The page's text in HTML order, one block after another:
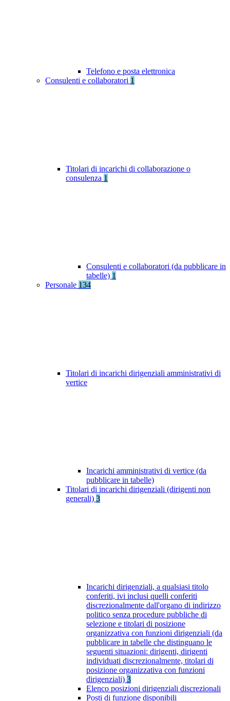
Telefono e posta elettronica
Consulenti e collaboratori 1
Titolari di incarichi di collaborazione o
consulenza 1
Consulenti e collaboratori (da pubblicare in
tabelle) 1
Personale 134
Titolari di incarichi dirigenziali amministrativi di
vertice
Incarichi amministrativi di vertice (da
pubblicare in tabelle)
Titolari di incarichi dirigenziali (dirigenti non
generali) 3
Incarichi dirigenziali, a qualsiasi titolo
conferiti, ivi inclusi quelli conferiti
discrezionalmente dall'organo di indirizzo
politico senza procedure pubbliche di
selezione e titolari di posizione
organizzativa con funzioni dirigenziali (da
pubblicare in tabelle che distinguano le
seguenti situazioni: dirigenti, dirigenti
individuati discrezionalmente, titolari di
posizione organizzativa con funzioni
dirigenziali) 3
Elenco posizioni dirigenziali discrezionali
Posti di funzione disponibili